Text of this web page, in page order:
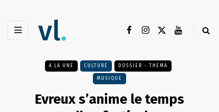
A LA UNE CULTURE DOSSIER - THEMA
MUSIQUE
Evreux s’anime le temps